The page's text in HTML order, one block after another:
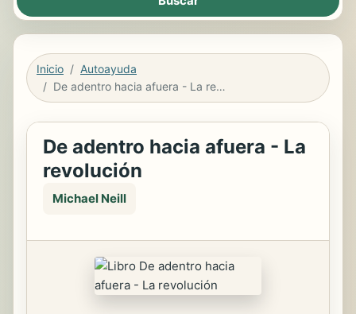
Inicio
Autoayuda
De adentro hacia afuera - La revolución
De adentro hacia afuera - La
revolución
Michael Neill